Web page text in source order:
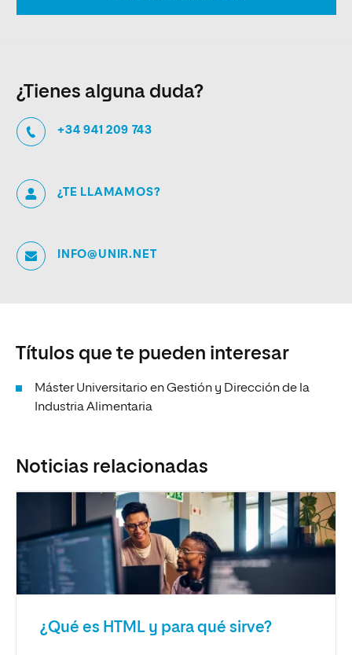
¿Tienes alguna duda?
+34 941 209 743
¿TE LLAMAMOS?
INFO@UNIR.NET
Títulos que te pueden interesar
Máster Universitario en Gestión y Dirección de la
Industria Alimentaria
Noticias relacionadas
¿Qué es HTML y para qué sirve?